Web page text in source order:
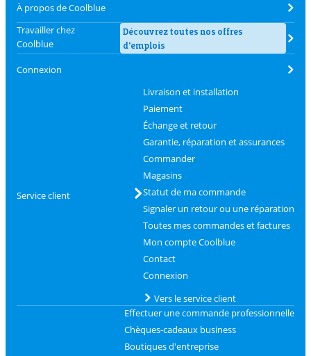
À propos de Coolblue
Travailler chez
Coolblue
Découvrez toutes nos offres
d'emplois
Connexion
Service client
Livraison et installation
Paiement
Échange et retour
Garantie, réparation et assurances
Commander
Magasins
Statut de ma commande
Signaler un retour ou une réparation
Toutes mes commandes et factures
Mon compte Coolblue
Contact
Connexion
Vers le service client
Effectuer une commande professionnelle
Chèques-cadeaux business
Boutiques d'entreprise